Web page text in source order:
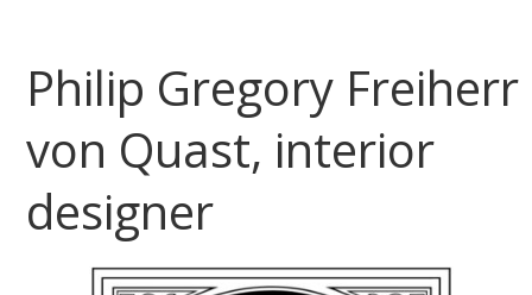
Philip Gregory Freiherr
von Quast, interior
designer